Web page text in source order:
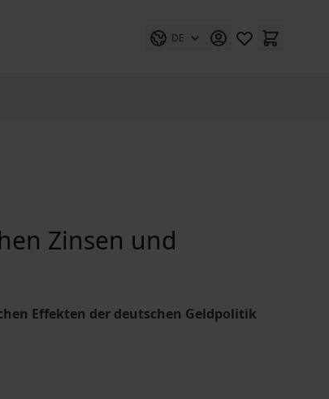
DE
Zinsen und
Effekten der deutschen Geldpolitik